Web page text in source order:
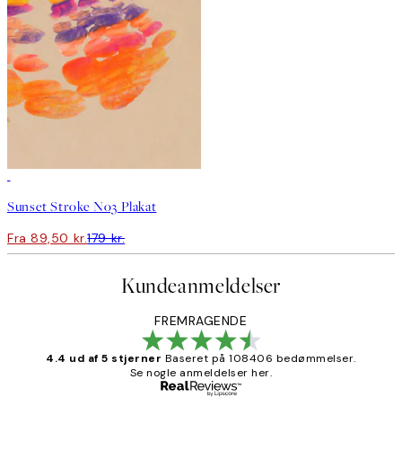
Sunset Stroke No3 Plakat
Fra 89,50 kr.179 kr.
Kundeanmeldelser
FREMRAGENDE
4.4 ud af 5 stjerner Baseret på 108406 bedømmelser.
Se nogle anmeldelser her.